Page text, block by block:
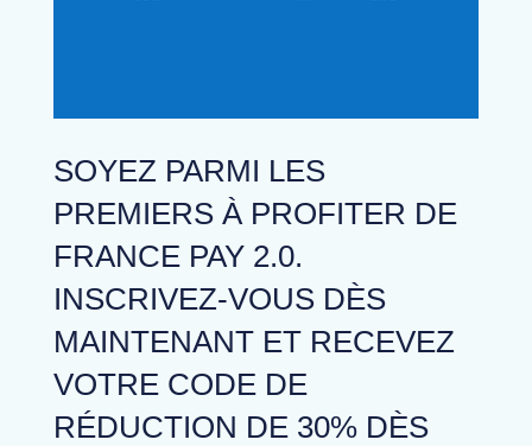
SOYEZ PARMI LES
PREMIERS À PROFITER DE
FRANCE PAY 2.0.
INSCRIVEZ-VOUS DÈS
MAINTENANT ET RECEVEZ
VOTRE CODE DE
RÉDUCTION DE 30% DÈS